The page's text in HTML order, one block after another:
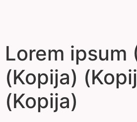
Lorem ipsum
(Kopija)
(Kopija)